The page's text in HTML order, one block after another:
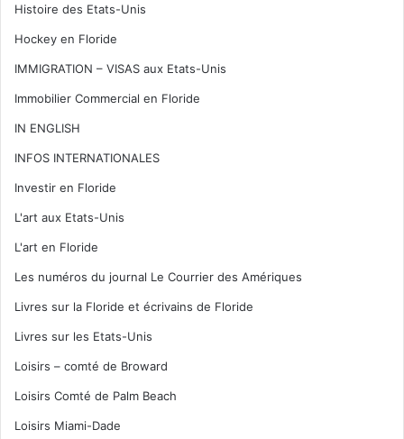
Histoire des Etats-Unis
Hockey en Floride
IMMIGRATION – VISAS aux Etats-Unis
Immobilier Commercial en Floride
IN ENGLISH
INFOS INTERNATIONALES
Investir en Floride
L'art aux Etats-Unis
L'art en Floride
Les numéros du journal Le Courrier des Amériques
Livres sur la Floride et écrivains de Floride
Livres sur les Etats-Unis
Loisirs – comté de Broward
Loisirs Comté de Palm Beach
Loisirs Miami-Dade